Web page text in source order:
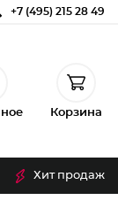
+7 (495) 215 28 49
Корзина
Хит продаж